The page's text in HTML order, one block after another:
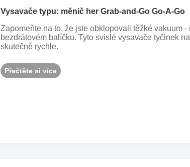
Vysavače typu: měnič her Grab-and-Go Go-A-Go
Zapomeňte na to, že jste obklopovali těžké vakuum
bezdrátovém balíčku. Tyto svislé vysavače tyčinek
skutečně rychle.
Přečtěte si více